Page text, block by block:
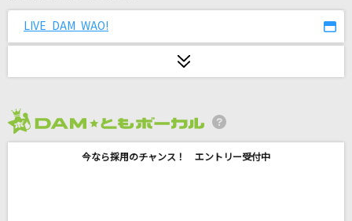
[生音]絵空
魔法って言っていいかな?
Mrs. GREEN APPLE
LIVE DAM WAO!
今なら採用のチャンス！ エントリー受付中